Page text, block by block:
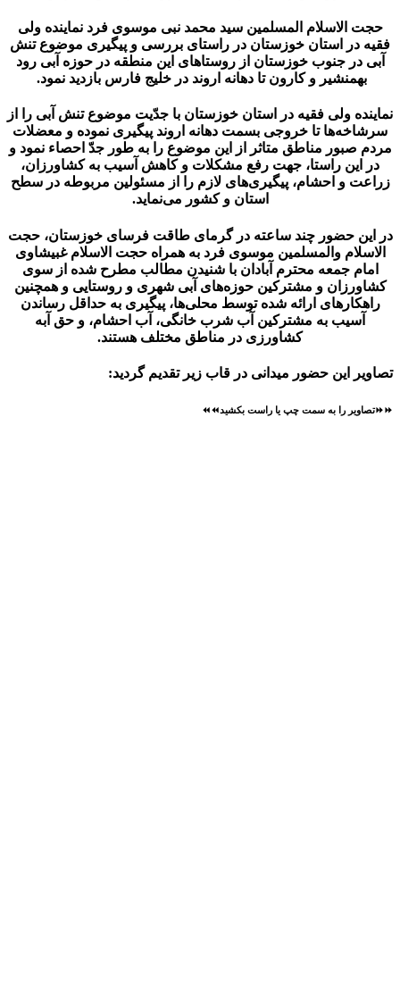
حجت الاسلام المسلمین سید محمد نبی موسوی فرد نماینده ولی
فقیه در استان خوزستان در راستای بررسی و پیگیری موضوع تنش
آبی در جنوب خوزستان از روستاهای این منطقه در حوزه آبی رود
بهمنشیر و کارون تا دهانه اروند در خلیج فارس بازدید نمود.
نماینده ولی فقیه در استان خوزستان با جدّیت موضوع تنش آبی را از
سرشاخه‌ها تا خروجی بسمت دهانه اروند پیگیری نموده و معضلات
مردم صبور مناطق متاثر از این موضوع را به طور جدّ احصاء نمود و
در این راستا، جهت رفع مشکلات و کاهش آسیب به کشاورزان،
زراعت و احشام، پیگیری‌های لازم را از مسئولین مربوطه در سطح
استان و کشور می‌نماید.
در این حضور چند ساعته در گرمای طاقت فرسای خوزستان، حجت
الاسلام والمسلمین موسوی فرد به همراه حجت الاسلام غبیشاوی
امام جمعه محترم آبادان با شنیدن مطالب مطرح شده از سوی
کشاورزان و مشترکین حوزه‌های آبی شهری و روستایی و همچنین
راهکارهای ارائه شده توسط محلی‌ها، پیگیری به حداقل رساندن
آسیب به مشترکین آب شرب خانگی، آب احشام، و حق آبه
کشاورزی در مناطق مختلف هستند.
تصاویر این حضور میدانی در قاب زیر تقدیم گردید:
⏩⏩تصاویر را به سمت چپ یا راست بکشید⏪⏪